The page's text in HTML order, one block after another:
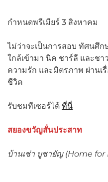
กำหนดพรีเมียร์ 3 สิงหาคม
ไม่ว่าจะเป็นการสอบ ทัศนศึ
ใกล้เข้ามา นิค ชาร์ลี และช
ความรัก และมิตรภาพ ผ่านเ
ชีวิต
รับชมทีเซอร์ได้ ที่นี่
สยองขวัญสั่นประสาท
บ้านเช่า บูชายัญ (Home for